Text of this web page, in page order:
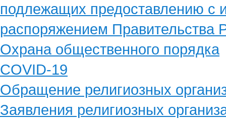
подлежащих предоставлению с
распоряжением
Охрана общественного порядка
COVID-19
Обращение религиозных
Заявления религиозных